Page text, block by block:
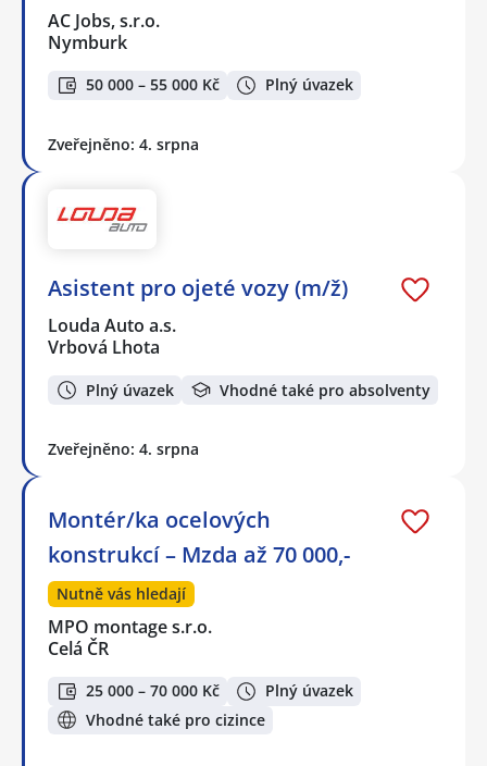
AC Jobs, s.r.o.
Nymburk
50 000 – 55 000 Kč Plný úvazek
Zveřejněno: 4. srpna
Asistent pro ojeté vozy (m/ž)
Louda Auto a.s.
Vrbová Lhota
Plný úvazek Vhodné také pro absolventy
Zveřejněno: 4. srpna
Montér/ka ocelových
konstrukcí – Mzda až 70 000,-
Nutně vás hledají
MPO montage s.r.o.
Celá ČR
25 000 – 70 000 Kč
Plný úvazek
Vhodné také pro cizince